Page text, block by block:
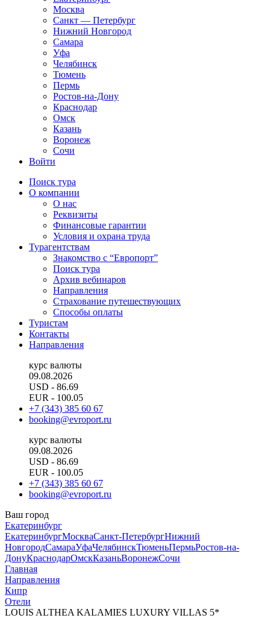
Москва
Санкт — Петербург
Нижний Новгород
Самара
Уфа
Челябинск
Тюмень
Пермь
Ростов-на-Дону
Краснодар
Омск
Казань
Воронеж
Сочи
Войти
Поиск тура
О компании
О нас
Реквизиты
Финансовые гарантии
Условия и охрана труда
Турагентствам
Знакомство с “Европорт”
Поиск тура
Архив вебинаров
Направления
Страхование путешествующих
Способы оплаты
Туристам
Контакты
Направления
курс валюты
09.08.2026
USD - 86.69
EUR - 100.05
+7 (343) 385 60 67
booking@evroport.ru
курс валюты
09.08.2026
USD - 86.69
EUR - 100.05
+7 (343) 385 60 67
booking@evroport.ru
Ваш город
Екатеринбург
ЕкатеринбургМоскваСанкт-ПетербургНижний
НовгородСамараУфаЧелябинскТюменьПермьРостов-на-
ДонуКраснодарОмскКазаньВоронежСочи
Главная
Направления
Кипр
Отели
LOUIS ALTHEA KALAMIES LUXURY VILLAS 5*